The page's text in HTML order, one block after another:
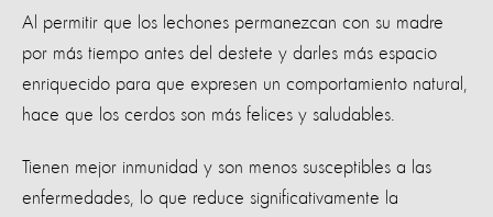
Al permitir que los lechones permanezcan con su madre
por más tiempo antes del destete y darles más espacio
enriquecido para que expresen un comportamiento natural,
hace que los cerdos son más felices y saludables.
Tienen mejor inmunidad y son menos susceptibles a las
enfermedades, lo que reduce significativamente la